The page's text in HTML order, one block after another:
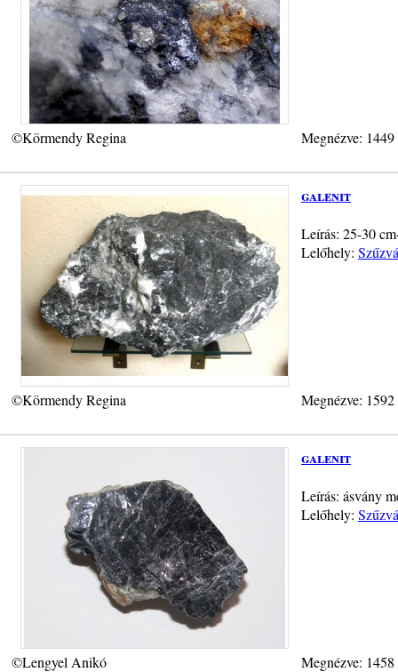
©Körmendy Regina Megnézve:
galenit
Leírás: 25-30
Lelőhely:
©Körmendy Regina Megnézve:
galenit
Leírás: ásvány
Lelőhely:
©Lengyel Anikó Megnézve: